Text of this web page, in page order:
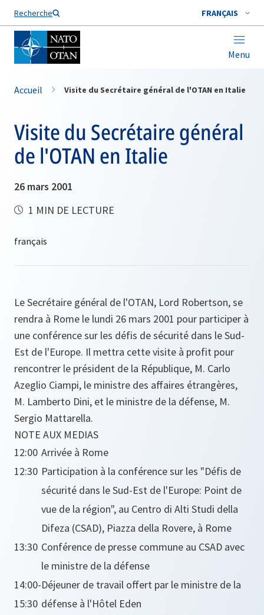
Recherche FRANÇAIS
Menu
Nom de famille*
Accueil Visite du Secrétaire général de l'OTAN en Italie
Visite du Secrétaire général
de l'OTAN en Italie
26 mars 2001
1 MIN DE LECTURE
Le Secrétaire général de l'OTAN, Lord Robertson, se
rendra à Rome le lundi 26 mars 2001 pour participer à
une conférence sur les défis de sécurité dans le Sud-
Est de l'Europe. Il mettra cette visite à profit pour
rencontrer le président de la République, M. Carlo
Azeglio Ciampi, le ministre des affaires étrangères,
M. Lamberto Dini, et le ministre de la défense, M.
Sergio Mattarella.
NOTE AUX MEDIAS
12:00 Arrivée à Rome
12:30 Participation à la conférence sur les "Défis de
sécurité dans le Sud-Est de l'Europe: Point de
vue de la région", au Centro di Alti Studi della
Difeza (CSAD), Piazza della Rovere, à Rome
13:30 Conférence de presse commune au CSAD avec
le ministre de la défense
14:00-
15:30
Déjeuner de travail offert par le ministre de la
défense à l'Hôtel Eden